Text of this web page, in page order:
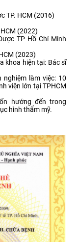
TP. HCM (2016)
(2022)
TP Hồ Chí Minh
(2023)
khoa hiện tại: Bác sĩ
làm việc: 10
viện lớn tại TPHCM
hướng đến trong
hình thẩm mỹ.